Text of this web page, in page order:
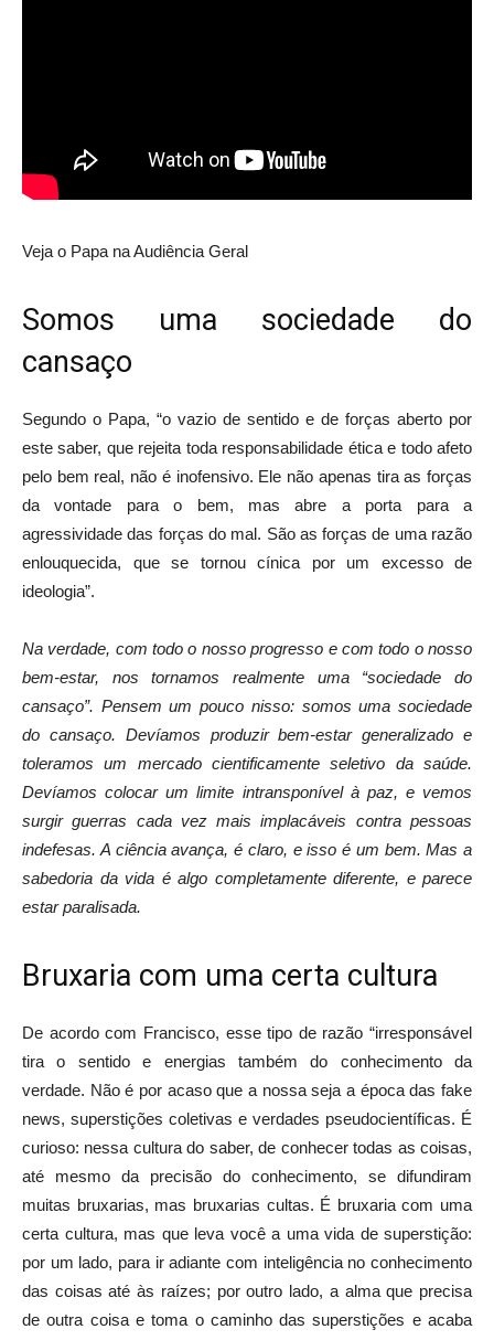
Veja o Papa na Audiência Geral
Somos uma sociedade do
cansaço
Segundo o Papa, “o vazio de sentido e de forças aberto por
este saber, que rejeita toda responsabilidade ética e todo afeto
pelo bem real, não é inofensivo. Ele não apenas tira as forças
da vontade para o bem, mas abre a porta para a
agressividade das forças do mal. São as forças de uma razão
enlouquecida, que se tornou cínica por um excesso de
ideologia”.
Na verdade, com todo o nosso progresso e com todo o nosso
bem-estar, nos tornamos realmente uma “sociedade do
cansaço”. Pensem um pouco nisso: somos uma sociedade
do cansaço. Devíamos produzir bem-estar generalizado e
toleramos um mercado cientificamente seletivo da saúde.
Devíamos colocar um limite intransponível à paz, e vemos
surgir guerras cada vez mais implacáveis contra pessoas
indefesas. A ciência avança, é claro, e isso é um bem. Mas a
sabedoria da vida é algo completamente diferente, e parece
estar paralisada.
Bruxaria com uma certa cultura
De acordo com Francisco, esse tipo de razão “irresponsável
tira o sentido e energias também do conhecimento da
verdade. Não é por acaso que a nossa seja a época das fake
news, superstições coletivas e verdades pseudocientíficas. É
curioso: nessa cultura do saber, de conhecer todas as coisas,
até mesmo da precisão do conhecimento, se difundiram
muitas bruxarias, mas bruxarias cultas. É bruxaria com uma
certa cultura, mas que leva você a uma vida de superstição:
por um lado, para ir adiante com inteligência no conhecimento
das coisas até às raízes; por outro lado, a alma que precisa
de outra coisa e toma o caminho das superstições e acaba